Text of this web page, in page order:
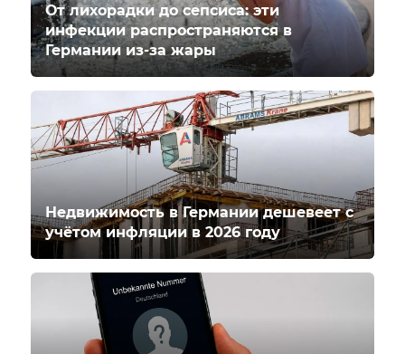
От лихорадки до сепсиса: эти
инфекции распространяются в
Германии из-за жары
Недвижимость в Германии дешевеет с
учётом инфляции в 2026 году